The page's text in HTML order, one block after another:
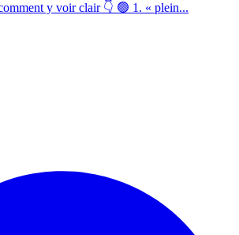
y voir clair 👇 🟢 1. « plein...